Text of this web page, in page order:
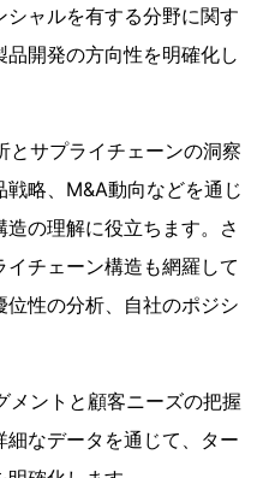
ャルを有する分野に関す
開発の方向性を明確化し
とサプライチェーンの洞察
略、M&A動向などを通じ
の理解に役立ちます。さ
チェーン構造も網羅して
性の分析、自社のポジシ
メントと顧客ニーズの把握
なデータを通じて、ター